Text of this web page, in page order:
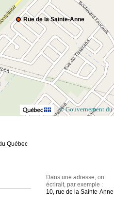
Rue de la Sainte-Anne
© Gouvernement du
Québec
Dans une adresse, on
écrirait, par exemple :
10, rue de la Sainte-Anne